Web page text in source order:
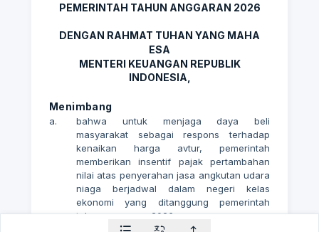
PEMERINTAH TAHUN ANGGARAN 2026
DENGAN RAHMAT TUHAN YANG MAHA
ESA
MENTERI KEUANGAN REPUBLIK
INDONESIA,
Menimbang
a.
bahwa untuk menjaga daya beli
masyarakat sebagai respons terhadap
kenaikan harga avtur, pemerintah
memberikan insentif pajak pertambahan
nilai atas penyerahan jasa angkutan udara
niaga berjadwal dalam negeri kelas
ekonomi yang ditanggung pemerintah
tahun anggaran 2026;